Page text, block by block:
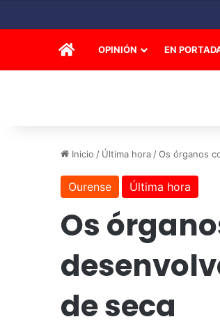
INICIOOPINIÓN EN
Inicio / Última hora /Os órganos
Ourense Última hora
Os
de seca